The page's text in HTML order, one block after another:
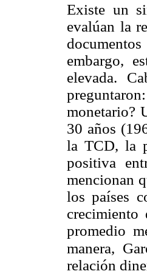
Existe un
evalúan la
embargo,
elevada.
monetario?
30 años
la TCD, la
positiva
mencionan
los países
promedio
manera,
relación